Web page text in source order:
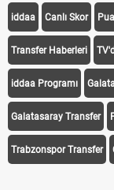
iddaa Canlı Skor
Transfer Haberleri
iddaa Programı
Galatasaray Transfer
Trabzonspor Transfer